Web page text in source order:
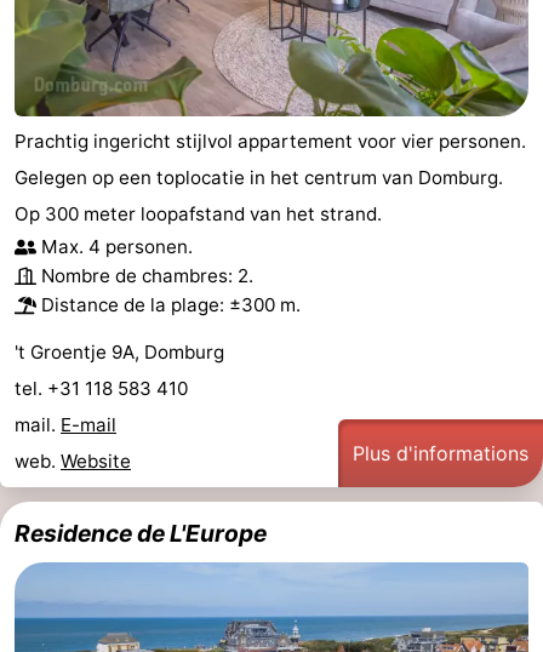
l'anneau
et
manger
Événements
Pratiques
Forum
Route
-
Stationnement
Adresses
Médicales
Région
Zeeland
Schouwen-
Duiveland
-
Renesse
-
Brouwershaven
Prachtig ingericht stijlvol appartement voor vier personen.
Gelegen op een toplocatie in het centrum van Domburg.
Op 300 meter loopafstand van het strand.
Max. 4 personen.
Nombre de chambres: 2.
Distance de la plage: ±300 m.
't Groentje 9A, Domburg
tel. +31 118 583 410
mail. E-mail
web. Website Plus d'informations
Residence de L'Europe